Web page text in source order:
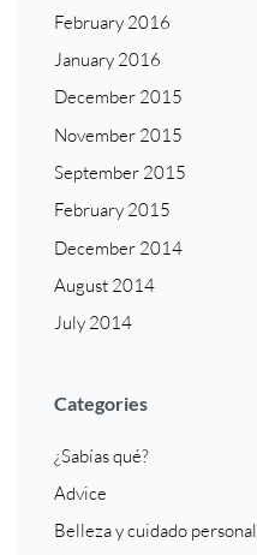
February 2016
January 2016
December 2015
November 2015
September 2015
February 2015
December 2014
August 2014
July 2014
Categories
¿Sabías qué?
Advice
Belleza y cuidado personal